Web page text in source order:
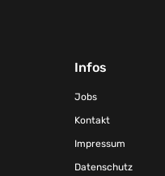
Infos
Jobs
Kontakt
Impressum
Datenschutz